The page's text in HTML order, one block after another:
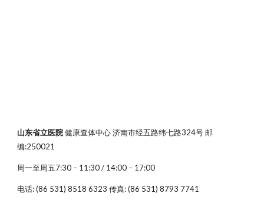
山东省立医院健康查体中心 济南市经五路纬七路324号 邮
编:250021
周一至周五7:30 – 11:30 / 14:00 – 17:00
电话: (86 531) 8518 6323 传真: (86 531) 8793 7741